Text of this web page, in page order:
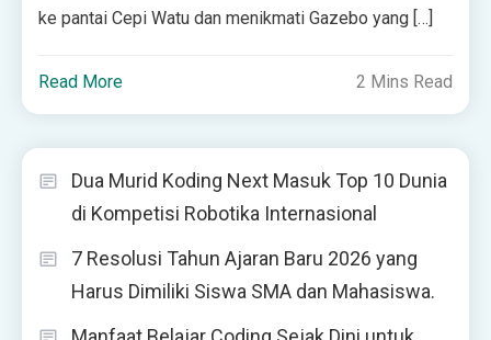
ke pantai Cepi Watu dan menikmati Gazebo yang […]
Read More 2 Mins Read
Dua Murid Koding Next Masuk Top 10 Dunia
di Kompetisi Robotika Internasional
7 Resolusi Tahun Ajaran Baru 2026 yang
Harus Dimiliki Siswa SMA dan Mahasiswa.